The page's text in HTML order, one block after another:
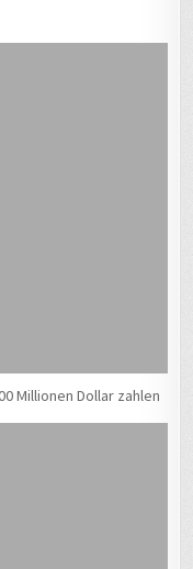
Millionen Dollar zahlen